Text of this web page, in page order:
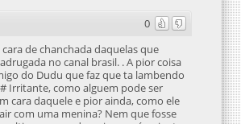
0
de chanchada daquelas que
no canal brasil. . A pior coisa
do Dudu que faz que ta lambendo
Irritante, como alguem pode ser
cara daquele e pior ainda, como ele
com uma menina? Nem que fosse